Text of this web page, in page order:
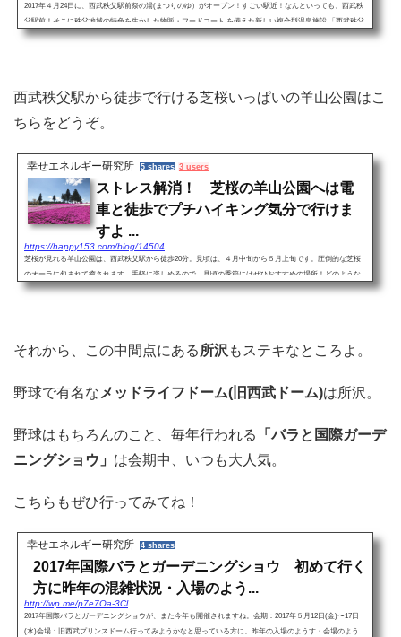
2017年４月24日に、西武秩父駅前祭の湯(まつりのゆ）がオープン！すごい駅近！なんといっても、西武秩
父駅前！そこに秩父地域の特色を生かした物販・フードコート を備えた新しい複合型温泉施設 「西武秩父
駅前温泉 祭の湯」！それに先立って、秩父駅が和の日本にふ...
西武秩父駅から徒歩で行ける芝桜いっぱいの羊山公園はこ
ちらをどうぞ。
幸せエネルギー研究所 5 shares 3 users
ストレス解消！ 芝桜の羊山公園へは電
車と徒歩でプチハイキング気分で行けま
すよ ...
https://happy153.com/blog/14504
芝桜が見れる羊山公園は、西武秩父駅から徒歩20分。見頃は、４月中旬から５月上旬です。圧倒的な芝桜
のオーラに包まれて癒されます。手軽に楽しめるので、見頃の季節にはぜひおすすめの場所！どのような
ルートか、写真でお伝えしますね。 ▲西武秩父...
それから、この中間点にある 所沢 もステキなところよ。
野球で有名な メッドライフドーム(旧西武ドーム)は所沢。
野球はもちろんのこと、毎年行われる
「バラと国際ガーデ
ニングショウ」 は会期中、いつも大人気。
こちらもぜひ行ってみてね！
幸せエネルギー研究所 4 shares
2017年国際バラとガーデニングショウ 初めて行く
方に昨年の混雑状況・入場のよう...
http://wp.me/p7e7Oa-3Cl
2017年国際バラとガーデニングショウが、また今年も開催されますね。会期：2017年５月12日(金)〜17日
(水)会場：旧西武プリンスドーム行ってみようかなと思っている方に、昨年の入場のようす・会場のよう